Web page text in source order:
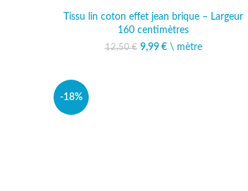
Tissu lin coton effet jean brique – Largeur
160 centimètres
12,50€
Le prix initial était :
9,99 € Le prix actuel est :
\ mètre
-18%